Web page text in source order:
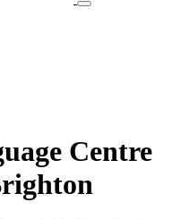
Centre